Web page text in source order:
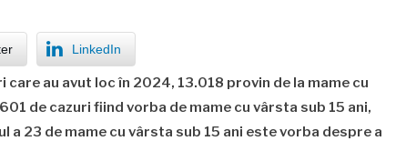
LinkedIn
care au avut loc în 2024, 13.018 provin de la mame cu
de cazuri fiind vorba de mame cu vârsta sub 15 ani,
a 23 de mame cu vârsta sub 15 ani este vorba despre a